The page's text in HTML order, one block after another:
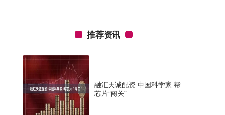
推荐资讯
融汇天诚配资 中国科学家 帮
芯片“闯关”